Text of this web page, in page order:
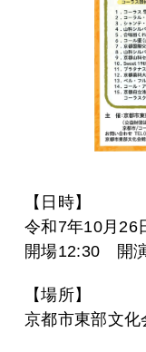
【日時】
令和7年10月26
開場12:30 開
【場所】
京都市東部文